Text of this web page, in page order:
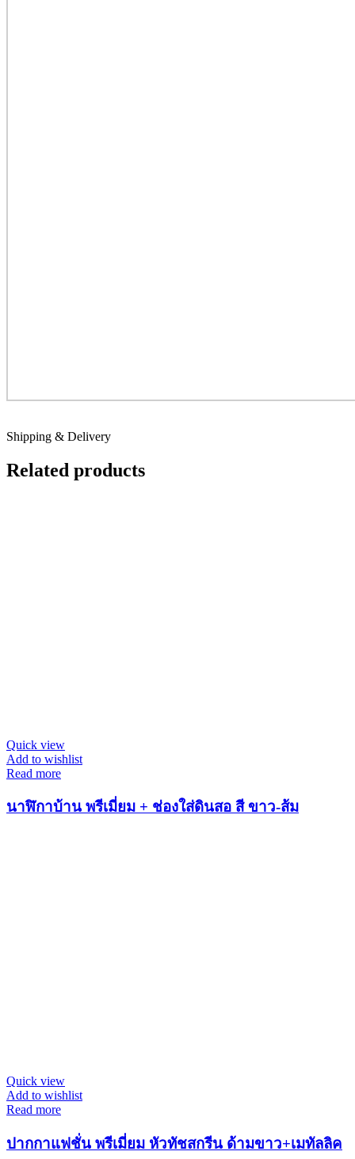
Shipping & Delivery
Related products
Quick view
Add to wishlist
Read more
นาฬิกาบ้าน พรีเมี่ยม + ช่องใส่ดินสอ สี ขาว-ส้ม
Quick view
Add to wishlist
Read more
ปากกาแฟชั่น พรีเมี่ยม หัวทัชสกรีน ด้ามขาว+เมทัลลิค